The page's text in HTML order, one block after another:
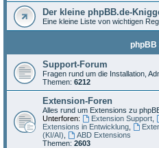
Der kleine phpBB.de-
Eine kleine Liste von wichtigen
phpBB
Support-Forum
Fragen rund um die Installation,
Themen: 6212
Extension-Foren
Alles rund um Extensions zu
Unterforen:
Extension Support,
Extensions in Entwicklung
(KI/AI)
ABD Extensions
Themen: 2603